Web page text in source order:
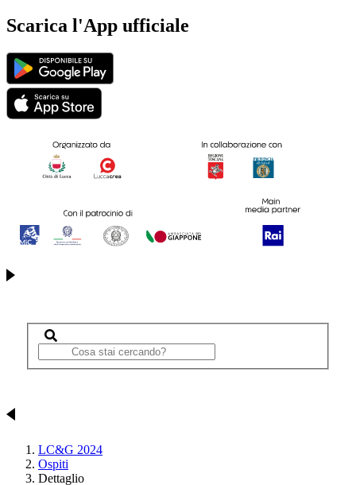
Scarica l'App ufficiale
LC&G 2024
Ospiti
Dettaglio